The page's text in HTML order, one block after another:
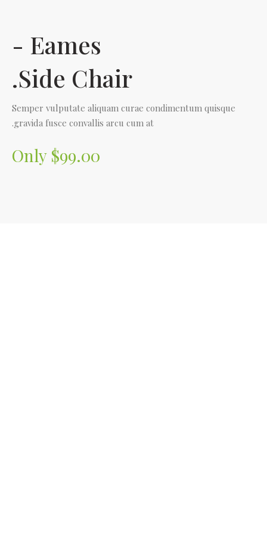
Eames -
Side Chair.
Semper vulputate aliquam curae condimentum quisque
gravida fusce convallis arcu cum at.
Only $99.00